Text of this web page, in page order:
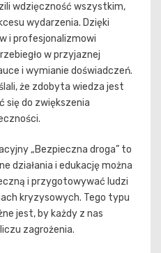
wdzięczność wszystkim,
wydarzenia. Dzięki
i profesjonalizmowi
w przyjaznej
i wymianie doświadczeń.
że zdobyta wiedza jest
się do zwiększenia
„Bezpieczna droga” to
działania i edukację można
i przygotowywać ludzi
kryzysowych. Tego typu
jest, by każdy z nas
zagrożenia.